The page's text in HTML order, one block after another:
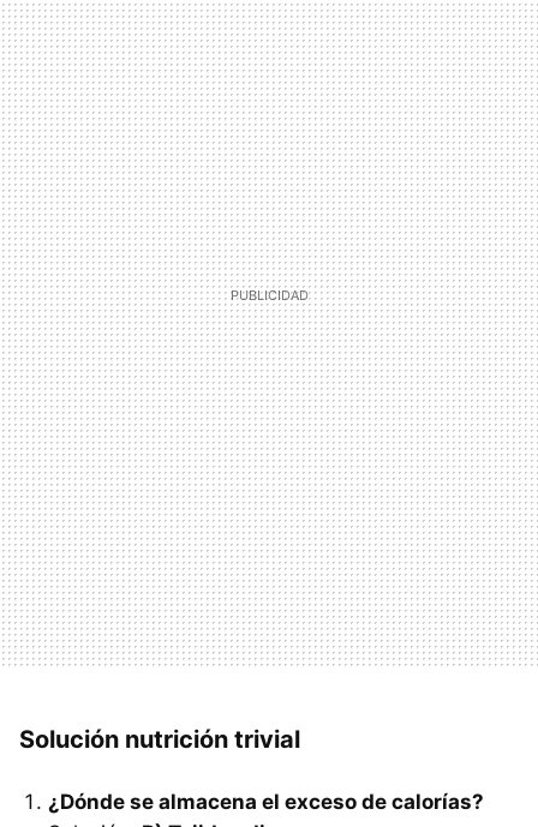
Solución nutrición trivial
¿Dónde se almacena el exceso de calorías?